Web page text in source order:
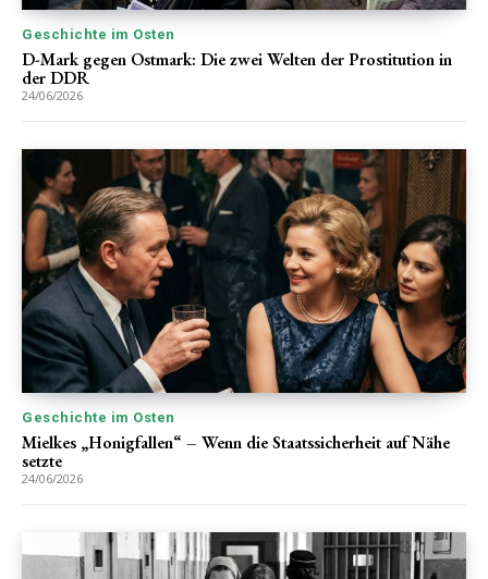
Geschichte im Osten
D-Mark gegen Ostmark: Die zwei Welten der Prostitution in
der DDR
24/06/2026
Geschichte im Osten
Mielkes „Honigfallen“ – Wenn die Staatssicherheit auf Nähe
setzte
24/06/2026